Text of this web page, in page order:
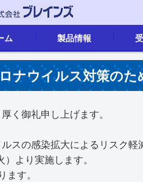
ム 製品情報
映像音声配信
画像認識
IoTソリューション
組込ボード
カタログ 画像
ナウイルス対策の
く御礼申し上げます。
スの感染拡大によるリスク
より実施します。
す。